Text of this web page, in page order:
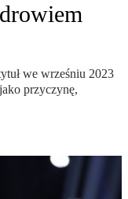
we wrześniu 2023
przyczynę,